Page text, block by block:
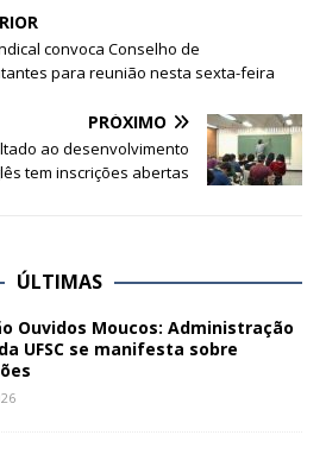
convoca Conselho de
para reunião nesta sexta-feira
PRÓXIMO
ao desenvolvimento
tem inscrições abertas
ÚLTIMAS
Ouvidos Moucos: Administração
UFSC se manifesta sobre